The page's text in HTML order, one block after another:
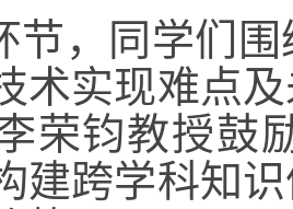
节，同学们
术实现难点
荣钧教授鼓
建跨学科知